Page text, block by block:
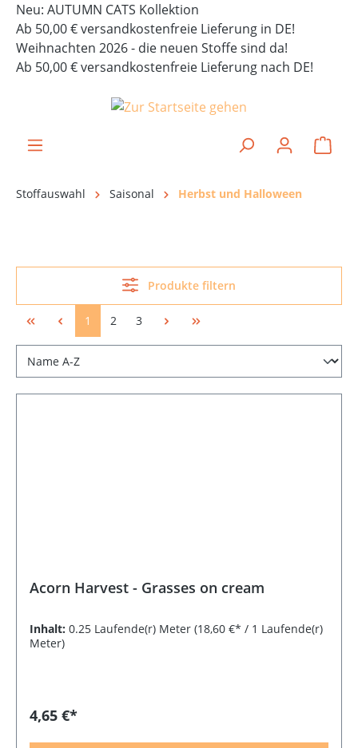
springen
Neu: AUTUMN CATS Kollektion
Ab 50,00 € versandkostenfreie Lieferung in DE!
Weihnachten 2026 - die neuen Stoffe sind da!
Ab 50,00 € versandkostenfreie Lieferung nach DE!
Stoffauswahl Saisonal Herbst und Halloween
Produkte filtern
1 2 3
Acorn Harvest - Grasses on cream
Inhalt: 0.25 Laufende(r) Meter (18,60 €* / 1 Laufende(r)
Meter)
4,65 €*